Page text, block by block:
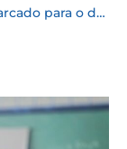
Em jogo marcado para o dia 24 Sabiá e Legionários se enfrentam pelo título do ‘Super Master de Futebol’